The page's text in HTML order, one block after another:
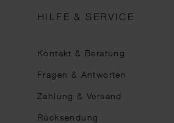
HILFE & SERVICE
Kontakt & Beratung
Fragen & Antworten
Zahlung & Versand
Rücksendung